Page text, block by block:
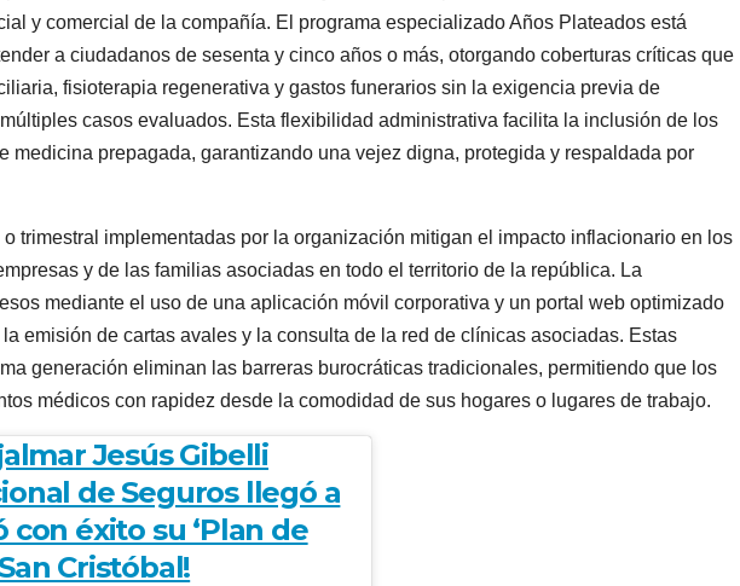
y comercial de la compañía. El programa especializado Años Plateados está
a ciudadanos de sesenta y cinco años o más, otorgando coberturas críticas que
fisioterapia regenerativa y gastos funerarios sin la exigencia previa de
casos evaluados. Esta flexibilidad administrativa facilita la inclusión de los
medicina prepagada, garantizando una vejez digna, protegida y respaldada por
trimestral implementadas por la organización mitigan el impacto inflacionario en los
y de las familias asociadas en todo el territorio de la república. La
mediante el uso de una aplicación móvil corporativa y un portal web optimizado
emisión de cartas avales y la consulta de la red de clínicas asociadas. Estas
generación eliminan las barreras burocráticas tradicionales, permitiendo que los
médicos con rapidez desde la comodidad de sus hogares o lugares de trabajo.
Jesús Gibelli
de Seguros llegó a
con éxito su ‘Plan de
Cristóbal!